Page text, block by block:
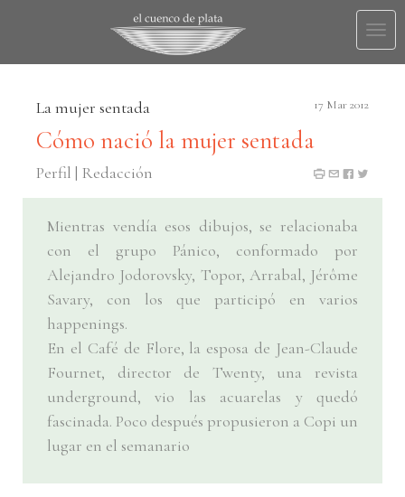
La mujer sentada 17 Mar 2012
Cómo nació la mujer sentada
Perfil | Redacción
Mientras vendía esos dibujos, se relacionaba
con el grupo Pánico, conformado por
Alejandro Jodorovsky, Topor, Arrabal, Jérôme
Savary, con los que participó en varios
happenings.
En el Café de Flore, la esposa de Jean-Claude
Fournet, director de Twenty, una revista
underground, vio las acuarelas y quedó
fascinada. Poco después propusieron a Copi un
lugar en el semanario